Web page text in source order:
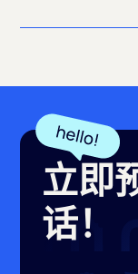
立即
话！